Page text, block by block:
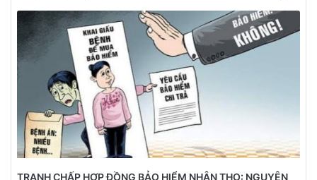
TRANH CHẤP HỢP ĐỒNG BẢO HIỂM NHÂN THỌ: NGUYÊN